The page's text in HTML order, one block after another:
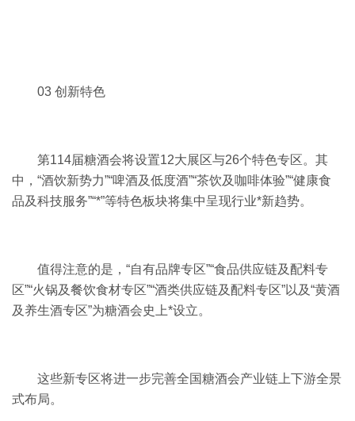
03 创新特色
第114届糖酒会将设置12大展区与26个特色专区。其
中，“酒饮新势力”“啤酒及低度酒”“茶饮及咖啡体验”“健康食
品及科技服务”“*”等特色板块将集中呈现行业*新趋势。
值得注意的是，“自有品牌专区”“食品供应链及配料专
区”“火锅及餐饮食材专区”“酒类供应链及配料专区”以及“黄酒
及养生酒专区”为糖酒会史上*设立。
这些新专区将进一步完善全国糖酒会产业链上下游全景
式布局。